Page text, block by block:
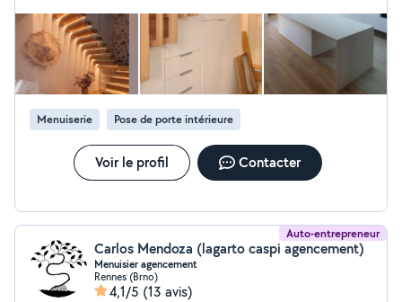
Menuiserie Pose de porte intérieure
Voir le profil Contacter
Auto-entrepreneur
Carlos Mendoza (lagarto caspi agencement)
Menuisier agencement
Rennes (Brno)
4,1/5 (13 avis)